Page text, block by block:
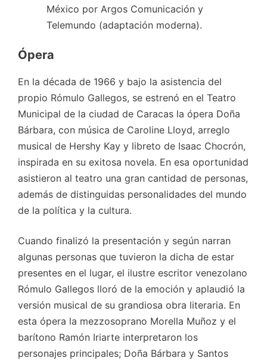
México por Argos Comunicación y
Telemundo (adaptación moderna).
Ópera
En la década de 1966 y bajo la asistencia del
propio Rómulo Gallegos, se estrenó en el Teatro
Municipal de la ciudad de Caracas la ópera Doña
Bárbara, con música de Caroline Lloyd, arreglo
musical de Hershy Kay y libreto de Isaac Chocrón,
inspirada en su exitosa novela. En esa oportunidad
asistieron al teatro una gran cantidad de personas,
además de distinguidas personalidades del mundo
de la política y la cultura.
Cuando finalizó la presentación y según narran
algunas personas que tuvieron la dicha de estar
presentes en el lugar, el ilustre escritor venezolano
Rómulo Gallegos lloró de la emoción y aplaudió la
versión musical de su grandiosa obra literaria. En
esta ópera la mezzosoprano Morella Muñoz y el
barítono Ramón Iriarte interpretaron los
personajes principales; Doña Bárbara y Santos